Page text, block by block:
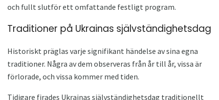
och fullt slutför ett omfattande festligt program.
Traditioner på Ukrainas självständighetsdag
Historiskt präglas varje signifikant händelse av sina egna
traditioner. Några av dem observeras från år till år, vissa är
förlorade, och vissa kommer med tiden.
Tidigare firades Ukrainas självständighetsdag traditionellt